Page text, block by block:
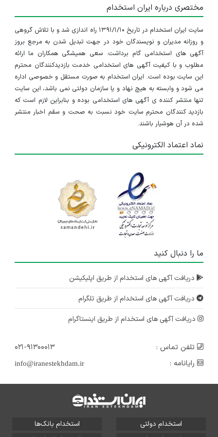
مختصری درباره ایران استخدام
سایت ایران استخدام در تاریخ ۱۳۹۱/۱/۱۰ راه اندازی شد و با تلاش گروهی
و روزانه مدیران و نویسندگان خود در جهت تبدیل شدن به مرجع بروز
آگهی های استخدامی گام برداشت. سعی همیشگی همکاران ما ارائه
مطلوب و با کیفیت آگهی های استخدامی خدمت بازدیدکنندگان محترم
این سایت بوده است. ایران استخدام به صورت مستقل و خصوصی اداره
می شود و وابسته به هیچ نهاد و یا سازمان دولتی نمی باشد، این سایت
تنها منتشر کننده ی آگهی های استخدامی بوده و بنابراین لازم است که
بازدید کنندگان محترم سایت خود نسبت به صحت و سقم اخبار منتشر
شده در آن هوشیار باشند.
نماد اعتماد الکترونیکی
ما را دنبال کنید
دریافت آگهی های استخدام از طریق اپلیکیشن
دریافت آگهی های استخدام از طریق تلگرام
دریافت آگهی های استخدام از طریق اینستاگرام
تلفن تماس :
۰۲۱-۹۱۳۰۰۰۱۳
رایانامه :
info@iranestekhdam.ir
استخدام دولتی
استخدام بانک‌ها